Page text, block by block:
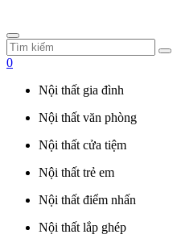
0
Nội thất gia đình
Nội thất văn phòng
Nội thất cửa tiệm
Nội thất trẻ em
Nội thất điểm nhấn
Nội thất lắp ghép